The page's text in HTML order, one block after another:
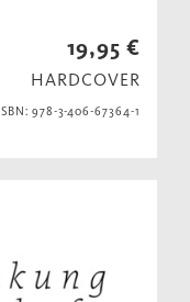
19,95 €
HARDCOVER
ISBN: 978-3-406-67364-1